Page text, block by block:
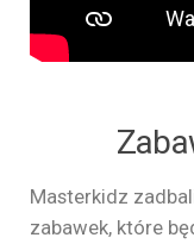
Masterkidz
zabawek, które